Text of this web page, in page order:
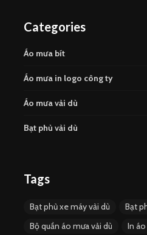
Categories
Áo mưa bít
Áo mưa in logo công ty
Áo mưa vải dù
Bạt phủ vải dù
Tags
Bạt phủ xe máy vải dù
Bạt
Bộ quần áo mưa vải dù
In